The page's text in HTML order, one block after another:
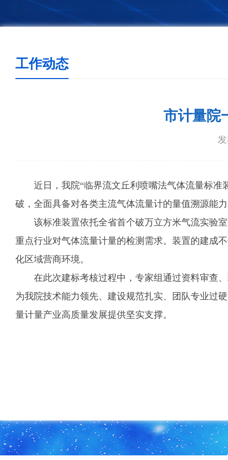
工作动态
市计量院
近日，我院“临界流文丘利喷嘴法气体流量标
破，全面具备对各类主流气体流量计的量值溯源能力
该标准装置依托全省首个破万立方米气流实验
重点行业对气体流量计量的检测需求。装置的建成
化区域营商环境。
在此次建标考核过程中，专家组通过资料审查
为我院技术能力领先、建设规范扎实、团队专业过
量计量产业高质量发展提供坚实支撑。